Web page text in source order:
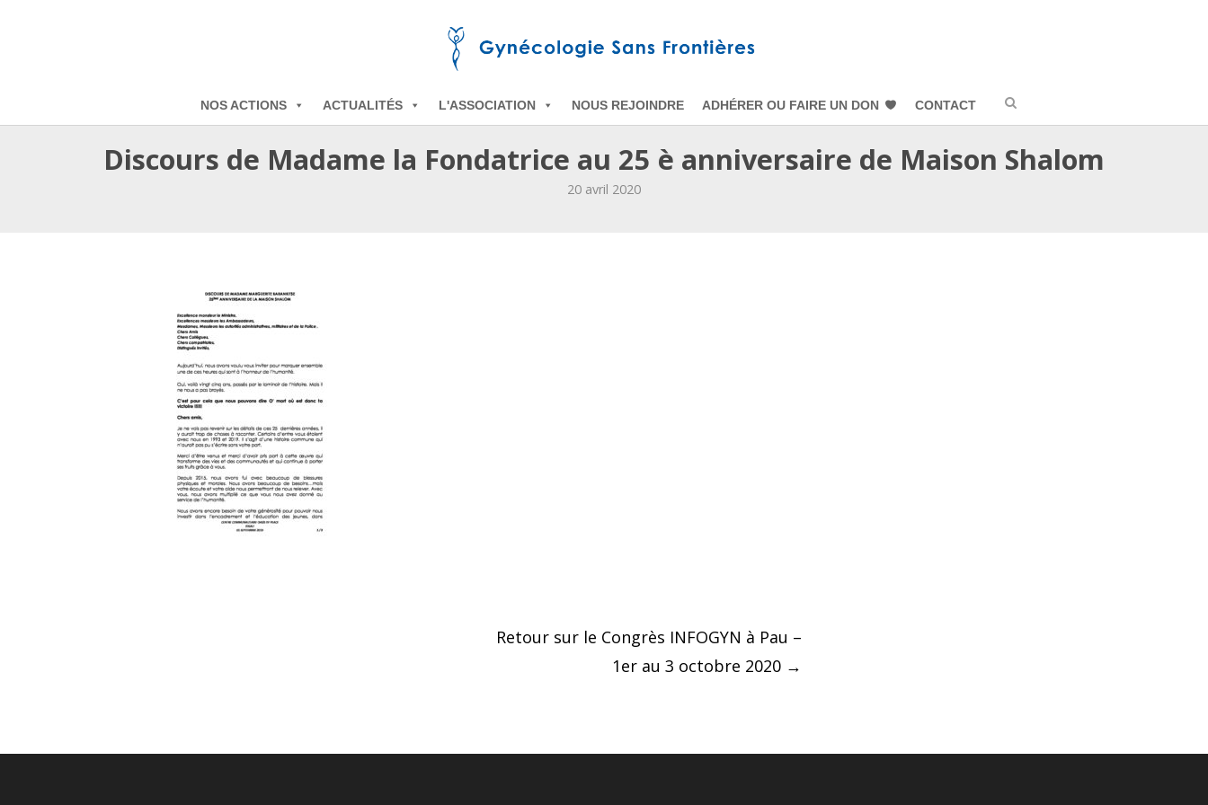
L'ASSOCIATION
NOS ACTIONS ACTUALITÉS NOUS REJOINDRE ADHÉRER OU FAIRE UN DON CONTACT
Discours de Madame la Fondatrice au 25 è anniversaire de Maison Shalom
20 avril 2020
Retour sur le Congrès INFOGYN à Pau –
1er au 3 octobre 2020 →